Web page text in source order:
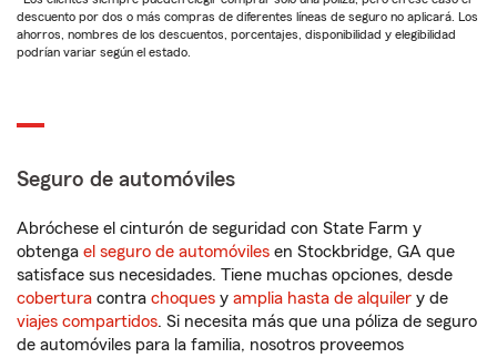
descuento por dos o más compras de diferentes líneas de seguro no aplicará. Los
ahorros, nombres de los descuentos, porcentajes, disponibilidad y elegibilidad
podrían variar según el estado.
Seguro de automóviles
Abróchese el cinturón de seguridad con State Farm y
obtenga el seguro de automóviles en Stockbridge, GA que
satisface sus necesidades. Tiene muchas opciones, desde
cobertura contra choques y amplia hasta de alquiler y de
viajes compartidos. Si necesita más que una póliza de seguro
de automóviles para la familia, nosotros proveemos